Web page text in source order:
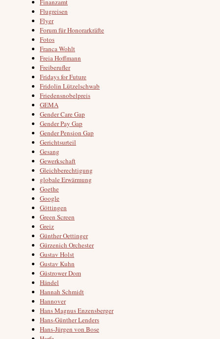
Finanzamt
Flugreisen
Flyer
Forum für Honorarkräfte
Fotos
Franca Wohlt
Freia Hoffmann
Freiberufler
Fridays for Future
Fridolin Lützelschwab
Friedensnobelpreis
GEMA
Gender Care Gap
Gender Pay Gap
Gender Pension Gap
Gerichtsurteil
Gesang
Gewerkschaft
Gleichberechtigung
globale Erwärmung
Goethe
Google
Göttingen
Green Screen
Greiz
Günther Oettinger
Gürzenich Orchester
Gustav Holst
Gustav Kuhn
Güstrower Dom
Händel
Hannah Schmidt
Hannover
Hans Magnus Enzensberger
Hans-Günther Lenders
Hans-Jürgen von Bose